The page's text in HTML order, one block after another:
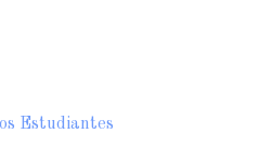
Estudiantes